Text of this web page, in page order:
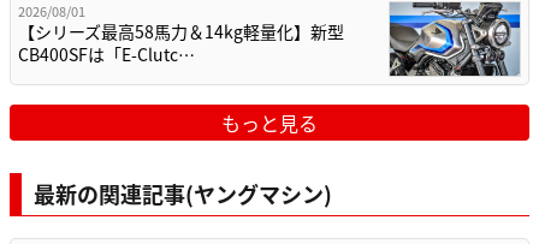
2026/08/01
【シリーズ最高58馬力＆14kg軽量化】新型
CB400SFは「E-Clutc…
もっと見る
最新の関連記事(ヤングマシン)